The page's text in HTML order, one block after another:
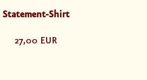
Statement-Shirt
27,00 EUR